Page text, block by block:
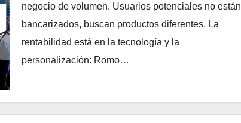
negocio de volumen. Usuarios potenciales no están
bancarizados, buscan productos diferentes. La
rentabilidad está en la tecnología y la
personalización: Romo…